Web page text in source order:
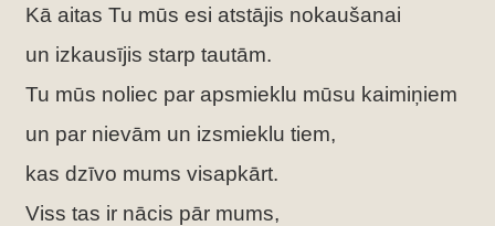
Kā aitas Tu mūs esi atstājis nokaušanai
un izkausījis starp tautām.
Tu mūs noliec par apsmieklu mūsu kaimiņiem
un par nievām un izsmieklu tiem,
kas dzīvo mums visapkārt.
Viss tas ir nācis pār mums,